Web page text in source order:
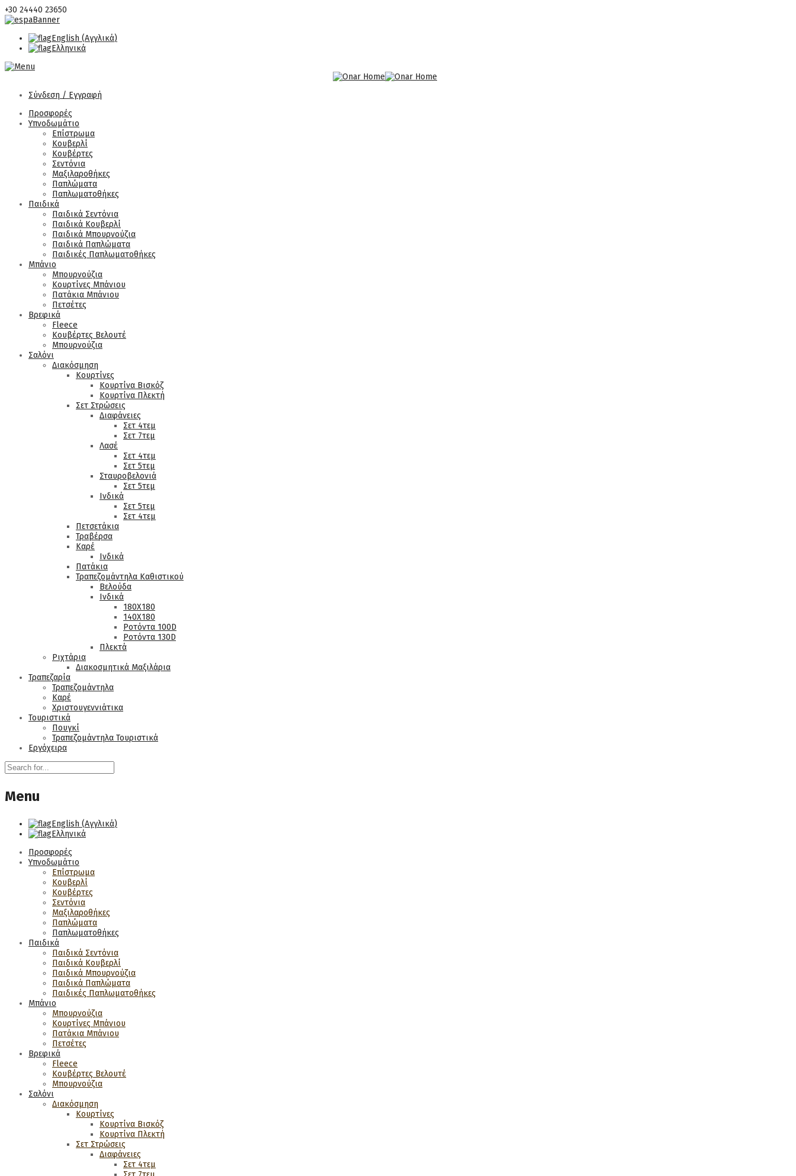
+30 24440 23650
English (Αγγλικά)
Ελληνικά
Σύνδεση / Εγγραφή
Προσφορές
Υπνοδωμάτιο
Επίστρωμα
Κουβερλί
Κουβέρτες
Σεντόνια
Μαξιλαροθήκες
Παπλώματα
Παπλωματοθήκες
Παιδικά
Παιδικά Σεντόνια
Παιδικά Κουβερλί
Παιδικά Μπουρνούζια
Παιδικά Παπλώματα
Παιδικές Παπλωματοθήκες
Μπάνιο
Μπουρνούζια
Κουρτίνες Μπάνιου
Πατάκια Μπάνιου
Πετσέτες
Βρεφικά
Fleece
Κουβέρτες Βελουτέ
Μπουρνούζια
Σαλόνι
Διακόσμηση
Κουρτίνες
Κουρτίνα Βισκόζ
Κουρτίνα Πλεκτή
Σετ Στρώσεις
Διαφάνειες
Σετ 4τεμ
Σετ 7τεμ
Λασέ
Σετ 4τεμ
Σετ 5τεμ
Σταυροβελονιά
Σετ 5τεμ
Ινδικά
Σετ 5τεμ
Σετ 4τεμ
Πετσετάκια
Τραβέρσα
Καρέ
Ινδικά
Πατάκια
Τραπεζομάντηλα Καθιστικού
Βελούδα
Ινδικά
180Χ180
140Χ180
Ροτόντα 100D
Ροτόντα 130D
Πλεκτά
Ριχτάρια
Διακοσμητικά Μαξιλάρια
Τραπεζαρία
Τραπεζομάντηλα
Καρέ
Χριστουγεννιάτικα
Τουριστικά
Πουγκί
Τραπεζομάντηλα Τουριστικά
Εργόχειρα
Menu
English (Αγγλικά)
Ελληνικά
Προσφορές
Υπνοδωμάτιο
Επίστρωμα
Κουβερλί
Κουβέρτες
Σεντόνια
Μαξιλαροθήκες
Παπλώματα
Παπλωματοθήκες
Παιδικά
Παιδικά Σεντόνια
Παιδικά Κουβερλί
Παιδικά Μπουρνούζια
Παιδικά Παπλώματα
Παιδικές Παπλωματοθήκες
Μπάνιο
Μπουρνούζια
Κουρτίνες Μπάνιου
Πατάκια Μπάνιου
Πετσέτες
Βρεφικά
Fleece
Κουβέρτες Βελουτέ
Μπουρνούζια
Σαλόνι
Διακόσμηση
Κουρτίνες
Κουρτίνα Βισκόζ
Κουρτίνα Πλεκτή
Σετ Στρώσεις
Διαφάνειες
Σετ 4τεμ